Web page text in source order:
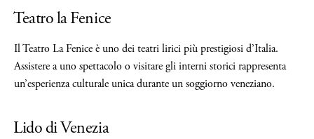
Teatro la Fenice
Il Teatro La Fenice è uno dei teatri lirici più prestigiosi d’Italia.
Assistere a uno spettacolo o visitare gli interni storici rappresenta
un’esperienza culturale unica durante un soggiorno veneziano.
Lido di Venezia